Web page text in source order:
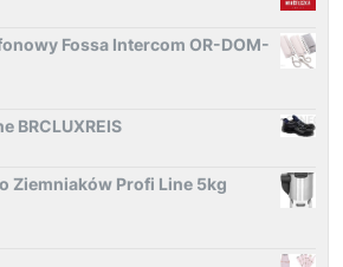
Fossa Intercom OR-DOM-
BRCLUXREIS
Ziemniaków Profi Line 5kg